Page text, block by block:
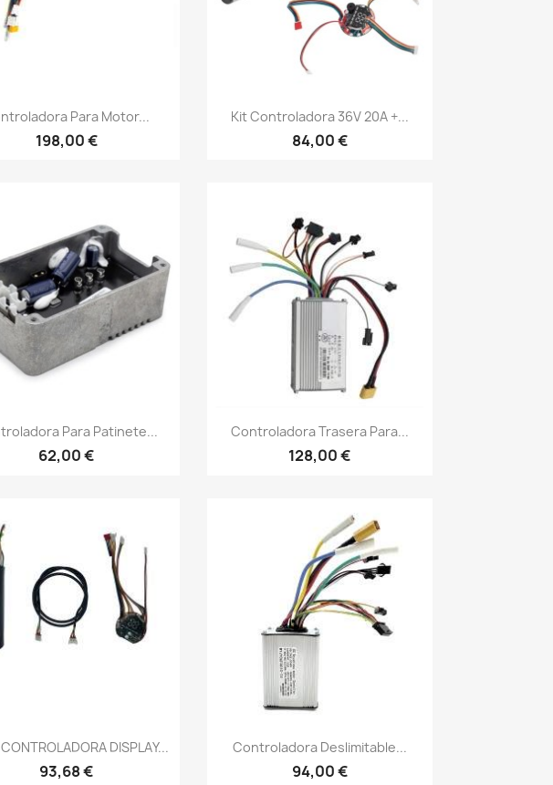
Vista rápida
Para Motor...
198,00 €
Vista rápida
Kit Controladora 36V 20A +...
84,00 €
Vista rápida
Para Patinete...
62,00 €
Vista rápida
Controladora Trasera Para...
128,00 €
Vista rápidaDISPLAY...
93,68 €
Vista rápida
Controladora Deslimitable...
94,00 €